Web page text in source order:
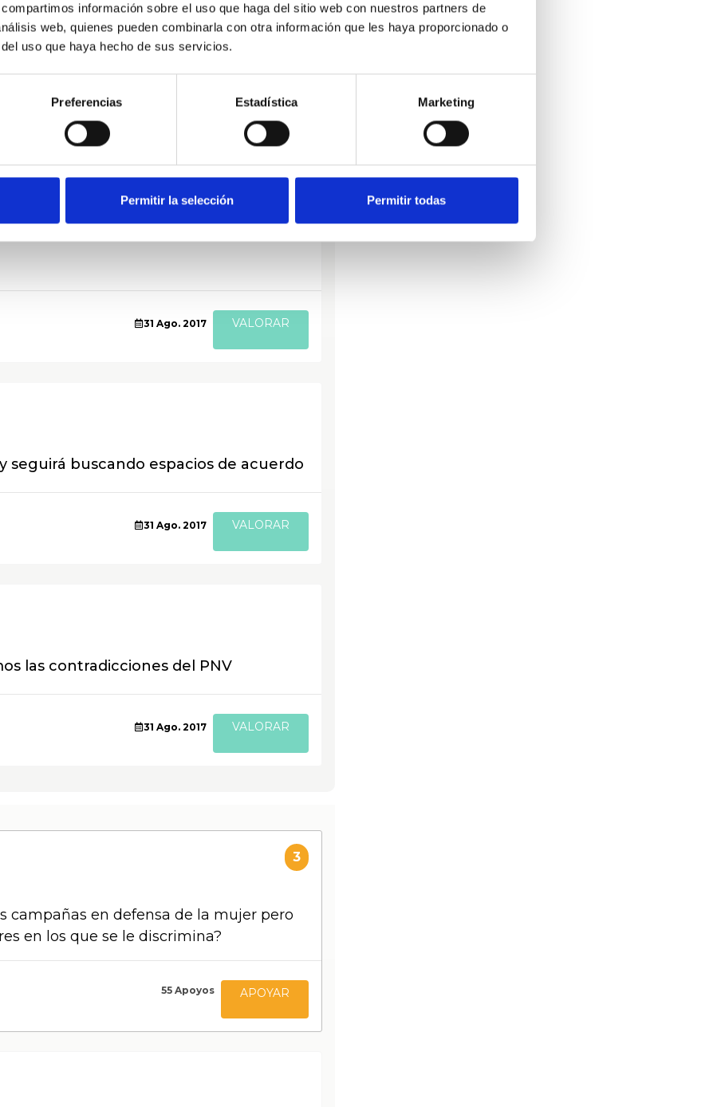
información sobre el uso que haga del sitio web con nuestros partners de
web, quienes pueden combinarla con otra información que les haya proporcionado o
uso que haya hecho de sus servicios.
Preferencias Estadística Marketing
Permitir la selección Permitir todas
VALORAR
31 Ago. 2017 VALORAR
seguirá buscando espacios de acuerdo
31 Ago. 2017 VALORAR
las contradicciones del PNV
31 Ago. 2017 VALORAR
3
campañas en defensa de la mujer pero
en los que se le discrimina?
55Apoyos APOYAR